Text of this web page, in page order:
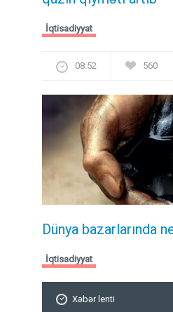
İqtisadiyyat
08:52 560
Dünya bazarlarında
İqtisadiyyat
Xəbər lenti